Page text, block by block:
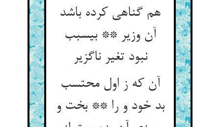
هم گناهی کرده باشد
آن وزیر ** بی‏سبب
نبود تغیر ناگزیر
آن که ز اول محتسب
بد خود و را ** بخت و